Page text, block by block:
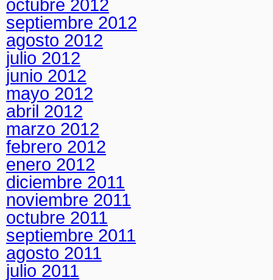
octubre 2012
septiembre 2012
agosto 2012
julio 2012
junio 2012
mayo 2012
abril 2012
marzo 2012
febrero 2012
enero 2012
diciembre 2011
noviembre 2011
octubre 2011
septiembre 2011
agosto 2011
julio 2011